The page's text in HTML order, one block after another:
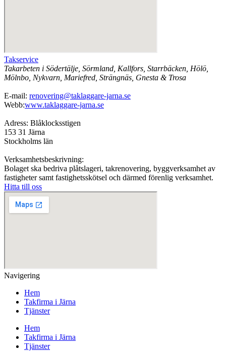
Takservice
Takarbeten i Södertälje, Sörmland, Kallfors, Starrbäcken, Hölö,
Mölnbo, Nykvarn, Mariefred, Strängnäs, Gnesta & Trosa
E-mail: renovering@taklaggare-jarna.se
Webb:www.taklaggare-jarna.se
Adress: Blåklocksstigen
153 31 Järna
Stockholms län
Verksamhetsbeskrivning:
Bolaget ska bedriva plåtslageri, takrenovering, byggverksamhet av
fastigheter samt fastighetsskötsel och därmed förenlig verksamhet.
Hitta till oss
Navigering
Hem
Takfirma i Järna
Tjänster
Hem
Takfirma i Järna
Tjänster